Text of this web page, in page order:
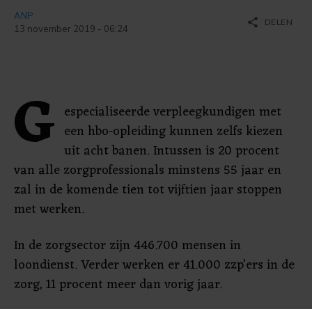
ANP
13 november 2019 - 06:24
share DELEN
G especialiseerde verpleegkundigen met
een hbo-opleiding kunnen zelfs kiezen
uit acht banen. Intussen is 20 procent
van alle zorgprofessionals minstens 55 jaar en
zal in de komende tien tot vijftien jaar stoppen
met werken.
In de zorgsector zijn 446.700 mensen in
loondienst. Verder werken er 41.000 zzp’ers in de
zorg, 11 procent meer dan vorig jaar.